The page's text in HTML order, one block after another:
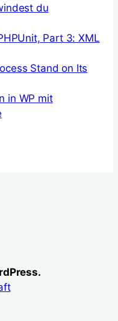
du
Part 3: XML
Stand on Its
in WP mit